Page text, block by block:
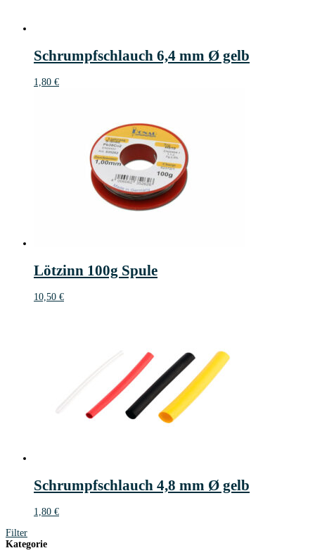
Schrumpfschlauch 6,4 mm Ø gelb
1,80 €
Lötzinn 100g Spule
10,50 €
Schrumpfschlauch 4,8 mm Ø gelb
1,80 €
Filter
Kategorie